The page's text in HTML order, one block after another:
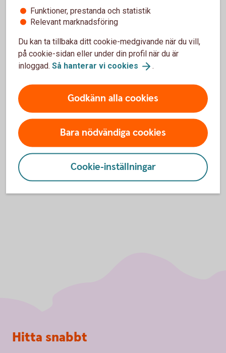
Snabb hantering
Säkra ansökningar
Kontroll på flöden
Papperslös korrespondens
För att se detta innehåll behöver du först
godkänna cookies för Funktioner, prestanda
Inställningar för cookies
Funktioner, prestanda och statistik
Relevant marknadsföring
Du kan ta tillbaka ditt cookie-medgivande när du vill,
på cookie-sidan eller under din profil när du är
inloggad. Så hanterar vi cookies .
Godkänn alla cookies
Bara nödvändiga cookies
Cookie-inställningar
Sidfot
Hitta snabbt